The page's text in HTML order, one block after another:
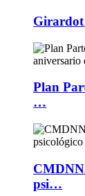
Girardot
Plan
…
psi…